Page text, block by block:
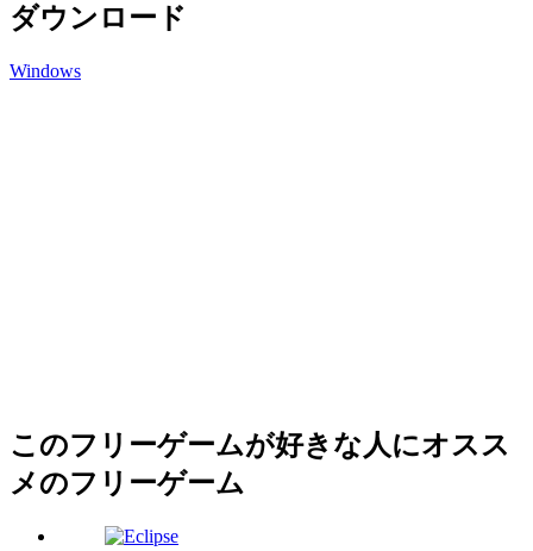
ダウンロード
Windows
このフリーゲームが好きな人にオスス
メのフリーゲーム